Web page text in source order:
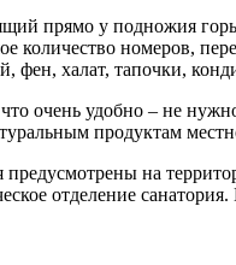
прямо у подножия
номеров,
халат, тапочки,
очень удобно – не
продуктам
на
отделение